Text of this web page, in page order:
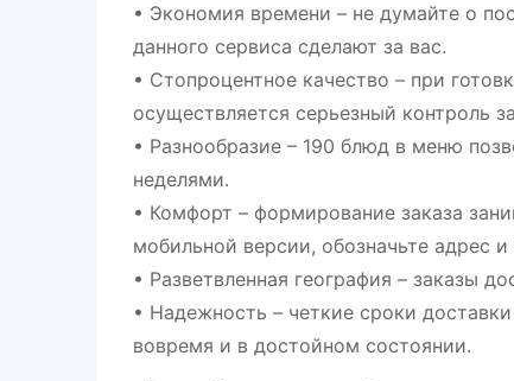
• Экономия времени – не думайте о
данного сервиса сделают за вас.
• Стопроцентное качество – при
осуществляется серьезный контроль
• Разнообразие – 190 блюд в меню
неделями.
• Комфорт – формирование заказа
мобильной версии, обозначьте адрес
• Разветвленная география – заказы
• Надежность – четкие сроки
вовремя и в достойном состоянии.